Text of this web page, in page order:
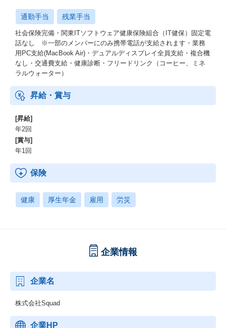
通勤手当 残業手当
社会保険完備・関東ITソフトウェア健康保険組合（IT健保）固定電
話なし ※⼀部のメンバーにのみ携帯電話が⽀給されます・業務
用PC支給(MacBook Air)・デュアルディスプレイ全員⽀給・複合機
なし・交通費支給・健康診断・フリードリンク（コーヒー、ミネ
ラルウォーター）
昇給・賞与
[昇給]
年2回
[賞与]
年1回
保険
健康 厚生年金 雇用 労災
企業情報
企業名
株式会社Squad
企業HP